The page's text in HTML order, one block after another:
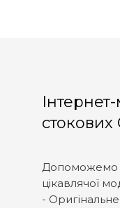
стокових
Допоможемо
цікавлячої
-